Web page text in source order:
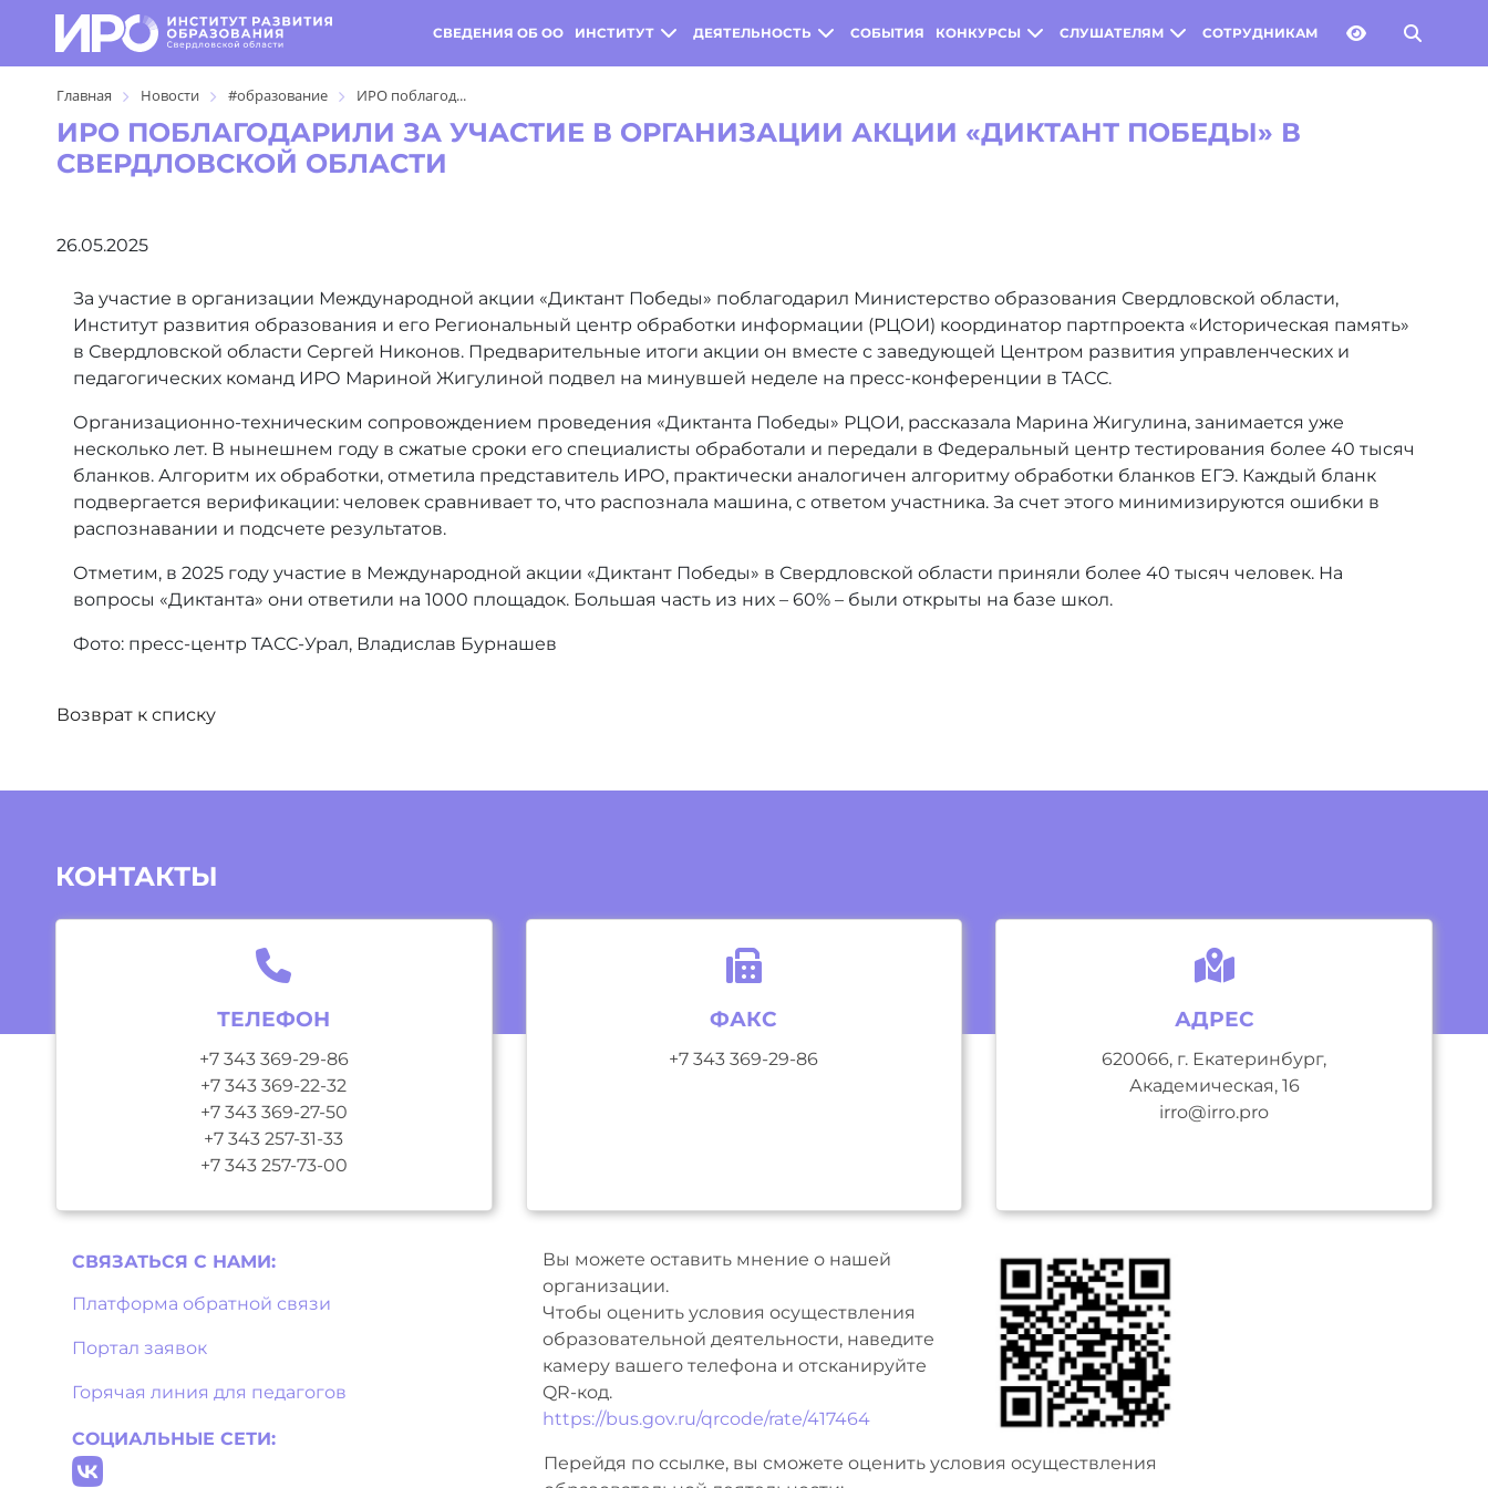
СВЕДЕНИЯ ОБ ОО ИНСТИТУТ ДЕЯТЕЛЬНОСТЬ СОБЫТИЯ КОНКУРСЫ СЛУШАТЕЛЯМ СОТРУДНИКАМ
Главная Новости #образование ИРО поблагод...
ИРО ПОБЛАГОДАРИЛИ ЗА УЧАСТИЕ В ОРГАНИЗАЦИИ АКЦИИ «ДИКТАНТ ПОБЕДЫ» В
СВЕРДЛОВСКОЙ ОБЛАСТИ
26.05.2025
За участие в организации Международной акции «Диктант Победы» поблагодарил Министерство образования Свердловской области,
Институт развития образования и его Региональный центр обработки информации (РЦОИ) координатор партпроекта «Историческая память»
в Свердловской области Сергей Никонов. Предварительные итоги акции он вместе с заведующей Центром развития управленческих и
педагогических команд ИРО Мариной Жигулиной подвел на минувшей неделе на пресс-конференции в ТАСС.
Организационно-техническим сопровождением проведения «Диктанта Победы» РЦОИ, рассказала Марина Жигулина, занимается уже
несколько лет. В нынешнем году в сжатые сроки его специалисты обработали и передали в Федеральный центр тестирования более 40 тысяч
бланков. Алгоритм их обработки, отметила представитель ИРО, практически аналогичен алгоритму обработки бланков ЕГЭ. Каждый бланк
подвергается верификации: человек сравнивает то, что распознала машина, с ответом участника. За счет этого минимизируются ошибки в
распознавании и подсчете результатов.
Отметим, в 2025 году участие в Международной акции «Диктант Победы» в Свердловской области приняли более 40 тысяч человек. На
вопросы «Диктанта» они ответили на 1000 площадок. Большая часть из них – 60% – были открыты на базе школ.
Фото: пресс-центр ТАСС-Урал, Владислав Бурнашев
Возврат к списку
КОНТАКТЫ
ТЕЛЕФОН
+7 343 369-29-86
+7 343 369-22-32
+7 343 369-27-50
+7 343 257-31-33
+7 343 257-73-00
ФАКС
+7 343 369-29-86
АДРЕС
620066, г. Екатеринбург,
Академическая, 16
irro@irro.pro
СВЯЗАТЬСЯ С НAМИ:
Платформа обратной связи
Портал заявок
Горячая линия для педагогов
СОЦИАЛЬНЫЕ СЕТИ:
Вы можете оставить мнение о нашей
организации.
Чтобы оценить условия осуществления
образовательной деятельности, наведите
камеру вашего телефона и отсканируйте
QR-код.
https://bus.gov.ru/qrcode/rate/417464
Перейдя по ссылке, вы сможете оценить условия осуществления